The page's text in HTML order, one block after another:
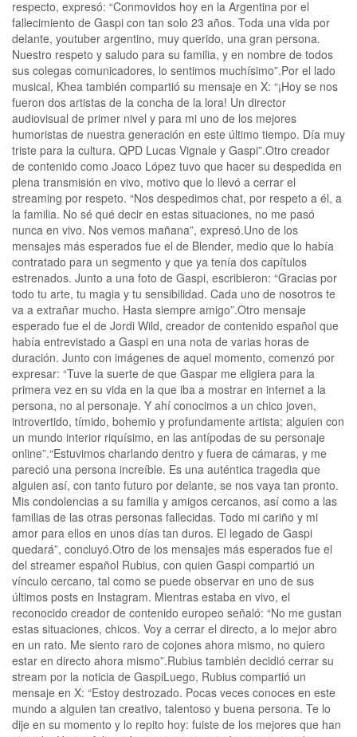
respecto, expresó: “Conmovidos hoy en la Argentina por el
fallecimiento de Gaspi con tan solo 23 años. Toda una vida por
delante, youtuber argentino, muy querido, una gran persona.
Nuestro respeto y saludo para su familia, y en nombre de todos
sus colegas comunicadores, lo sentimos muchísimo”.Por el lado
musical, Khea también compartió su mensaje en X: “¡Hoy se nos
fueron dos artistas de la concha de la lora! Un director
audiovisual de primer nivel y para mi uno de los mejores
humoristas de nuestra generación en este último tiempo. Día muy
triste para la cultura. QPD Lucas Vignale y Gaspi”.Otro creador
de contenido como Joaco López tuvo que hacer su despedida en
plena transmisión en vivo, motivo que lo llevó a cerrar el
streaming por respeto. “Nos despedimos chat, por respeto a él, a
la familia. No sé qué decir en estas situaciones, no me pasó
nunca en vivo. Nos vemos mañana”, expresó.Uno de los
mensajes más esperados fue el de Blender, medio que lo había
contratado para un segmento y que ya tenía dos capítulos
estrenados. Junto a una foto de Gaspi, escribieron: “Gracias por
todo tu arte, tu magia y tu sensibilidad. Cada uno de nosotros te
va a extrañar mucho. Hasta siempre amigo”.Otro mensaje
esperado fue el de Jordi Wild, creador de contenido español que
había entrevistado a Gaspi en una nota de varias horas de
duración. Junto con imágenes de aquel momento, comenzó por
expresar: “Tuve la suerte de que Gaspar me eligiera para la
primera vez en su vida en la que iba a mostrar en internet a la
persona, no al personaje. Y ahí conocimos a un chico joven,
introvertido, tímido, bohemio y profundamente artista; alguien con
un mundo interior riquísimo, en las antípodas de su personaje
online”.“Estuvimos charlando dentro y fuera de cámaras, y me
pareció una persona increíble. Es una auténtica tragedia que
alguien así, con tanto futuro por delante, se nos vaya tan pronto.
Mis condolencias a su familia y amigos cercanos, así como a las
familias de las otras personas fallecidas. Todo mi cariño y mi
amor para ellos en unos días tan duros. El legado de Gaspi
quedará”, concluyó.Otro de los mensajes más esperados fue el
del streamer español Rubius, con quien Gaspi compartió un
vínculo cercano, tal como se puede observar en uno de sus
últimos posts en Instagram. Mientras estaba en vivo, el
reconocido creador de contenido europeo señaló: “No me gustan
estas situaciones, chicos. Voy a cerrar el directo, a lo mejor abro
en un rato. Me siento raro de cojones ahora mismo, no quiero
estar en directo ahora mismo”.Rubius también decidió cerrar su
stream por la noticia de GaspiLuego, Rubius compartió un
mensaje en X: “Estoy destrozado. Pocas veces conoces en este
mundo a alguien tan creativo, talentoso y buena persona. Te lo
dije en su momento y lo repito hoy: fuiste de los mejores que han